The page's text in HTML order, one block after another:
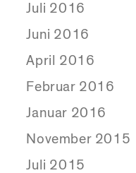
Juli 2016
Juni 2016
April 2016
Februar 2016
Januar 2016
November 2015
Juli 2015